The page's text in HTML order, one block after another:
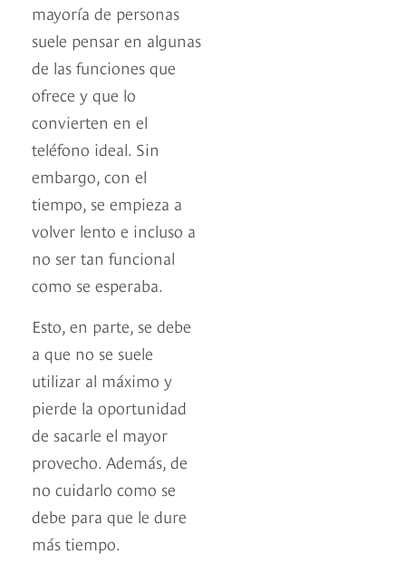
mayoría de personas
suele pensar en algunas
de las funciones que
ofrece y que lo
convierten en el
teléfono ideal. Sin
embargo, con el
tiempo, se empieza a
volver lento e incluso a
no ser tan funcional
como se esperaba.
Esto, en parte, se debe
a que no se suele
utilizar al máximo y
pierde la oportunidad
de sacarle el mayor
provecho. Además, de
no cuidarlo como se
debe para que le dure
más tiempo.